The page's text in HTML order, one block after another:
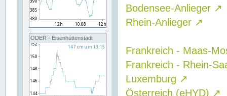
ODER - Eisenhüttenstadt
Bodensee-Anlieger ↗
Rhein-Anlieger ↗
Frankreich - Maas-
Frankreich - Rhein-
Luxemburg ↗
Österreich (eHYD) ↗